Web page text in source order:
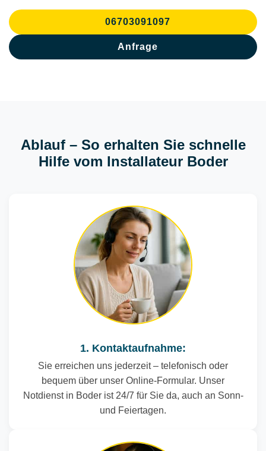
06703091097
Anfrage
Ablauf – So erhalten Sie schnelle
Hilfe vom Installateur Boder
1. Kontaktaufnahme:
Sie erreichen uns jederzeit – telefonisch oder
bequem über unser Online-Formular. Unser
Notdienst in Boder ist 24/7 für Sie da, auch an Sonn-
und Feiertagen.